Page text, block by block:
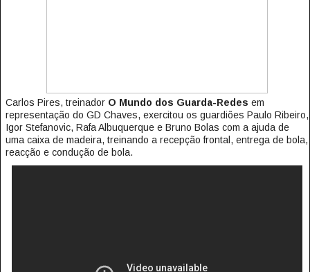
Carlos Pires, treinador O Mundo dos Guarda-Redes em
representação do GD Chaves, exercitou os guardiões Paulo Ribeiro,
Igor Stefanovic, Rafa Albuquerque e Bruno Bolas com a ajuda de
uma caixa de madeira, treinando a recepção frontal, entrega de bola,
reacção e condução de bola.